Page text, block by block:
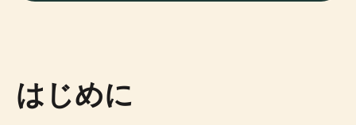
はじめに